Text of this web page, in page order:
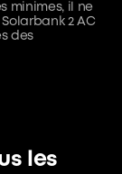
minimes, il ne
2 AC
des
les